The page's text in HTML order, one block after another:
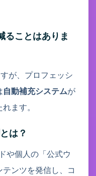
ることはありま
が、プロフェッシ
自動補充システムが
ます。
は？
や個人の「公式ウ
ンツを発信し、コ